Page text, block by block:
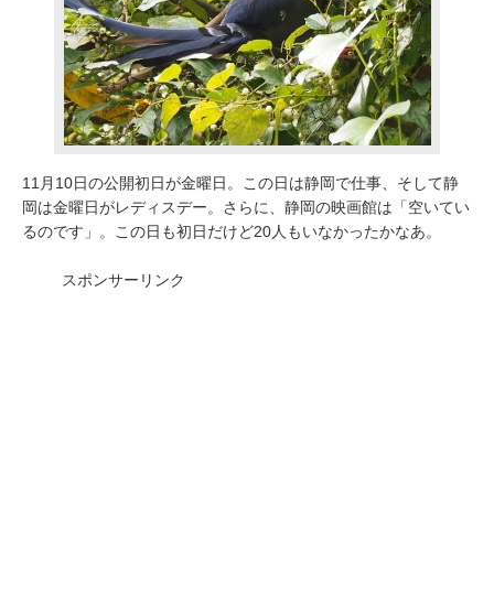
11月10日の公開初日が金曜日。この日は静岡で仕事、そして静
岡は金曜日がレディスデー。さらに、静岡の映画館は「空いてい
るのです」。この日も初日だけど20人もいなかったかなあ。
スポンサーリンク